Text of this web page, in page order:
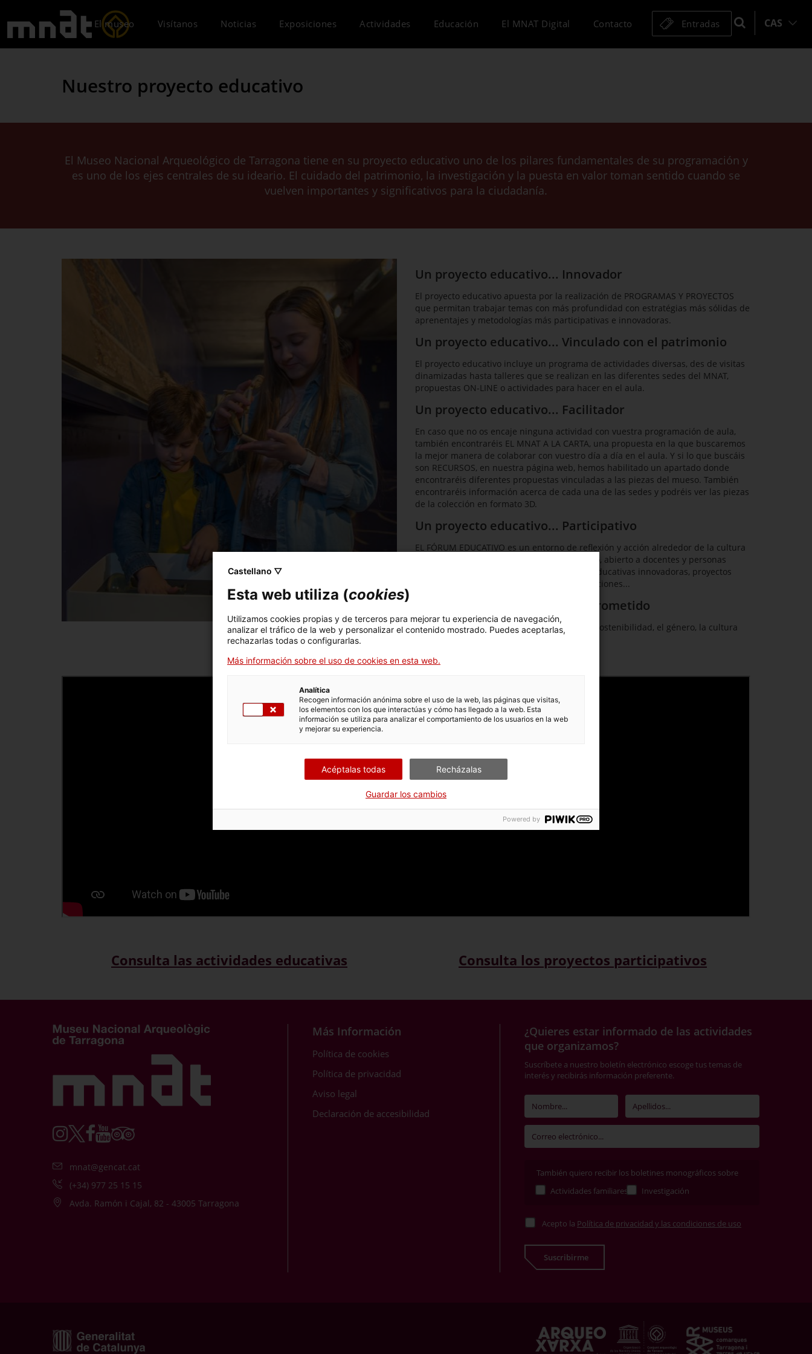
El museo Visítanos Noticias Exposiciones Actividades Educación El MNAT Digital Contacto Entradas CAS
Nuestro proyecto educativo
El Museo Nacional Arqueológico de Tarragona tiene en su proyecto educativo uno de los pilares fundamentales de su programación y
es uno de los ejes centrales de su ideario. El cuidado del patrimonio, la investigación y la puesta en valor toman sentido cuando se
vuelven importantes y significativos para la ciudadanía.
Un proyecto educativo... Innovador
El proyecto educativo apuesta por la realización de PROGRAMAS Y PROYECTOS
que permitan trabajar temas con más profundidad con estratégias más sólidas de
aprenentajes y metodologías más participativas e innovadoras.
Un proyecto educativo... Vinculado con el patrimonio
El proyecto educativo incluye un programa de actividades diversas, des de visitas
dinamizadas hasta talleres que se realizan en las diferentes sedes del MNAT,
propuestas ON-LINE o actividades para hacer en el aula.
Un proyecto educativo... Facilitador
En caso que no os encaje ninguna actividad con vuestra programación de aula,
también encontraréis EL MNAT A LA CARTA, una propuesta en la que buscaremos
la mejor manera de colaborar con vuestro día a día en el aula. Y si lo que buscáis
son RECURSOS, en nuestra página web, hemos habilitado un apartado donde
encontraréis diferentes propuestas vinculadas a las piezas del mueso. También
encontraréis información acerca de cada una de las sedes y podréis ver las piezas
de la colección en formato 3D.
Un proyecto educativo... Participativo
EL FÓRUM EDUCATIVO es un entorno de reflexión y acción alrededor de la cultura
clásica y el patrimonio procedente de Tarraco, abierto a docentes y personas
interesadas en el desarrollo de propuestas educativas innovadoras, proyectos
colaborativos, recursos, publicaciones, formaciones...
Un proyecto educativo... Comprometido
Vinculado con temas de actualidad, como la sostenibilidad, el género, la cultura
Consulta las actividades educativas Consulta los proyectos participativos
mnat@gencat.cat
(+34) 977 25 15 15
Avda. Ramón i Cajal, 82 - 43005 Tarragona
Más Información
Política de cookies
Política de privacidad
Aviso legal
Declaración de accesibilidad
¿Quieres estar informado de las actividades
que organizamos?
Suscríbete a nuestro boletín electrónico escoge tus temas de
interés y recibirás información preferente.
También quiero recibir los boletines monográficos sobre
Actividades familiares
Investigación
Acepto la Política de privacidad y las condiciones de uso
Suscribirme
Castellano ▽
Esta web utiliza (cookies)
Utilizamos cookies propias y de terceros para mejorar tu experiencia de navegación,
analizar el tráfico de la web y personalizar el contenido mostrado. Puedes aceptarlas,
rechazarlas todas o configurarlas.
Más información sobre el uso de cookies en esta web.
Analítica
Recogen información anónima sobre el uso de la web, las páginas que visitas,
los elementos con los que interactúas y cómo has llegado a la web. Esta
información se utiliza para analizar el comportamiento de los usuarios en la web
y mejorar su experiencia.
Acéptalas todas Recházalas
Guardar los cambios
Powered by